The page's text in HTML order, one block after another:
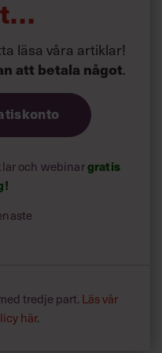
läsa våra artiklar!
att betala något.
och webinargratis
tredje part. Läs vår
här.